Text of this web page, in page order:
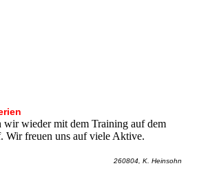
wir wieder mit dem Training auf dem
Wir freuen uns auf viele Aktive.
260804, K. Heinsohn